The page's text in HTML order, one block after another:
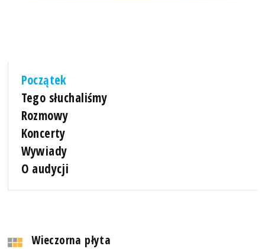
Początek
Tego słuchaliśmy
Rozmowy
Koncerty
Wywiady
O audycji
Wieczorna płyta